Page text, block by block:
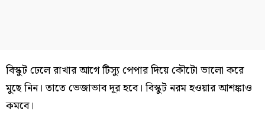
বিস্কুট ঢেলে রাখার আগে টিস্যু পেপার দিয়ে কৌটো ভালো করে
মুছে নিন। তাতে ভেজাভাব দূর হবে। বিস্কুট নরম হওয়ার আশঙ্কাও
কমবে।